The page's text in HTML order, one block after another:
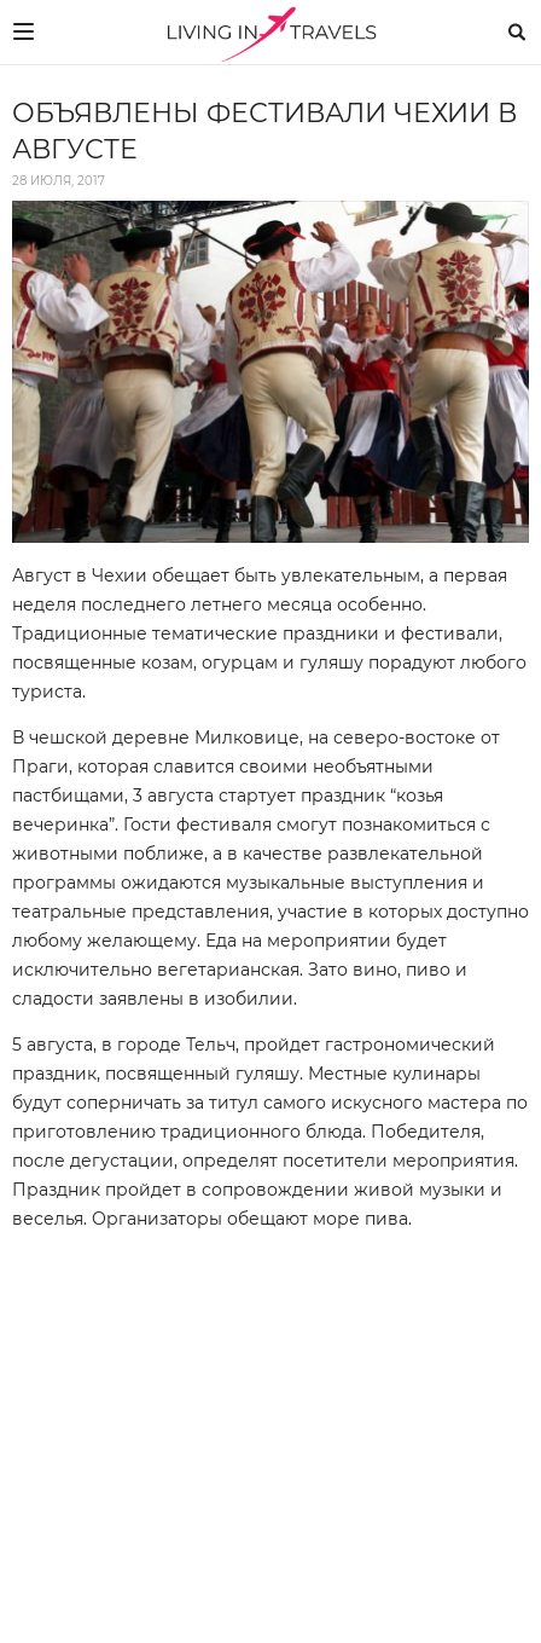
ОБЪЯВЛЕНЫ ФЕСТИВАЛИ ЧЕХИИ В
АВГУСТЕ
28 ИЮЛЯ, 2017
Август в Чехии обещает быть увлекательным, а первая
неделя последнего летнего месяца особенно.
Традиционные тематические праздники и фестивали,
посвященные козам, огурцам и гуляшу порадуют любого
туриста.
В чешской деревне Милковице, на северо-востоке от
Праги, которая славится своими необъятными
пастбищами, 3 августа стартует праздник “козья
вечеринка”. Гости фестиваля смогут познакомиться с
животными поближе, а в качестве развлекательной
программы ожидаются музыкальные выступления и
театральные представления, участие в которых доступно
любому желающему. Еда на мероприятии будет
исключительно вегетарианская. Зато вино, пиво и
сладости заявлены в изобилии.
5 августа, в городе Тельч, пройдет гастрономический
праздник, посвященный гуляшу. Местные кулинары
будут соперничать за титул самого искусного мастера по
приготовлению традиционного блюда. Победителя,
после дегустации, определят посетители мероприятия.
Праздник пройдет в сопровождении живой музыки и
веселья. Организаторы обещают море пива.